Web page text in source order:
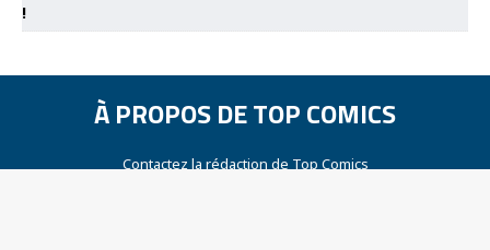
!
À PROPOS DE TOP COMICS
Contactez la rédaction de Top Comics